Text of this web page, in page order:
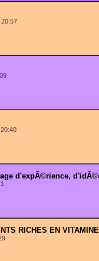
d'expÃ©rience,
RICHES EN